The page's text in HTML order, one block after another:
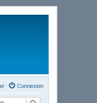
Connexion